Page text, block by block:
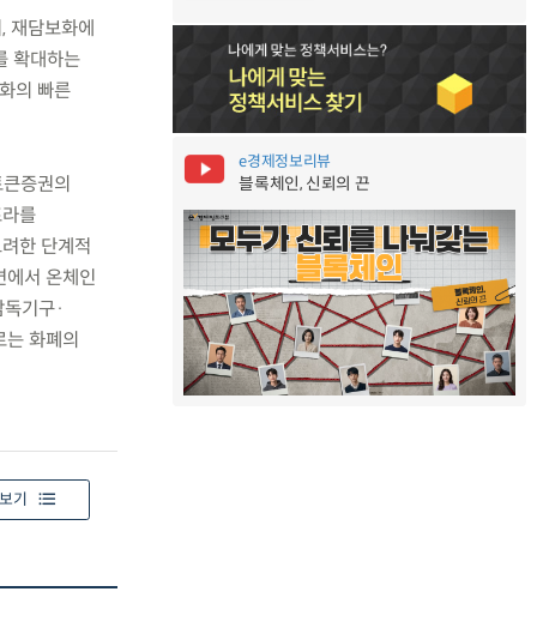
재담보화에
확대하는
의 빠른
증권의
를
한 단계적
에서 온체인
기구·
화폐의
기
e경제정보리뷰
블록체인, 신뢰의 끈